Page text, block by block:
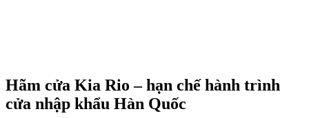
Hãm cửa Kia Rio – hạn chế hành trình
cửa nhập khẩu Hàn Quốc